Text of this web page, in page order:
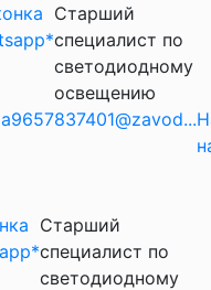
Старший
специалист по
светодиодному
освещению
a9657837401@zavod...
Старший
специалист по
светодиодному